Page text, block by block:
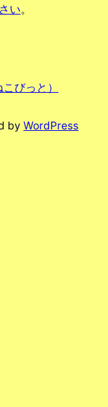
い。
びっと）
by WordPress